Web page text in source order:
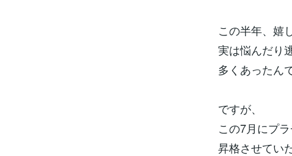
この半年、嬉
実は悩んだり
多くあったん
ですが、
この7月にプ
昇格させてい